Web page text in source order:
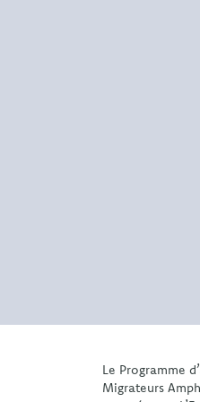
Le Programme
Migrateurs